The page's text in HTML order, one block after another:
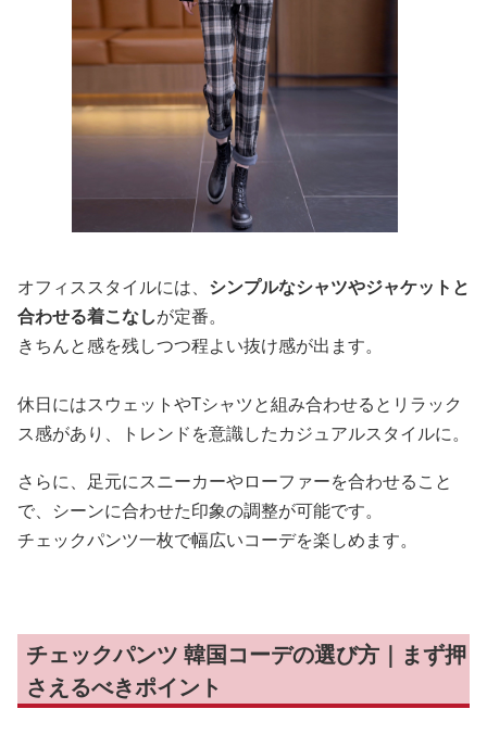
オフィススタイルには、 シンプルなシャツやジャケットと
合わせる着こなしが定番。
きちんと感を残しつつ程よい抜け感が出ます。
休日にはスウェットやTシャツと組み合わせるとリラック
ス感があり、トレンドを意識したカジュアルスタイルに。
さらに、足元にスニーカーやローファーを合わせること
で、シーンに合わせた印象の調整が可能です。
チェックパンツ一枚で幅広いコーデを楽しめます。
チェックパンツ 韓国コーデの選び方｜まず押
さえるべきポイント